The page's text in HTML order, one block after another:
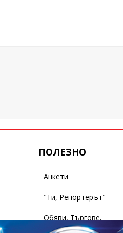
ПОЛЕЗНО
Анкети
"Ти, Репортерът"
Обяви, Търгове,
Съобщения